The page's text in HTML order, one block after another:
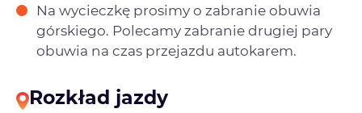
Na wycieczkę prosimy o zabranie obuwia
górskiego. Polecamy zabranie drugiej pary
obuwia na czas przejazdu autokarem.
Rozkład jazdy